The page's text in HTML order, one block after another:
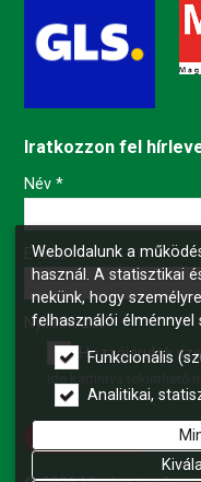
Iratkozzon fel
-
-
-
Név *
E-mail*
Nyilatkozat*
Hozzájárulok
Weboldalunk a
használ. A statisztikai
nekünk, hogy
felhasználói élménnyel
Funkcionális
Analitikai,